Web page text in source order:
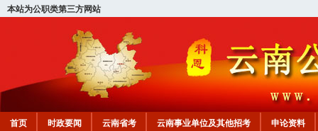
本站为公职类第三方网站
首页 时政要闻 云南省考 云南事业单位及其他招考
申论资料